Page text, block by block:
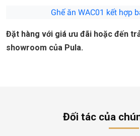
Ghế ăn WAC01 kết hợp
Đặt hàng với giá ưu đãi hoặc đến
showroom của Pula.
Đối tác của